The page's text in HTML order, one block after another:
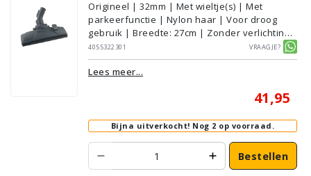
Origineel | 32mm | Met wieltje(s) | Met
parkeerfunctie | Nylon haar | Voor droog
gebruik | Breedte: 27cm | Zonder verlichting |
Zonder kliksysteem | Zwart | AEG/Electrolux
| Geschikt voor vloertype: Plavuizen/Tegels,
Parket/Laminaat, PVC/Vinyl,
4055322301 Vraagje?
Lees meer...
41,95
Bijna uitverkocht! Nog 2 op voorraad.
Bestellen